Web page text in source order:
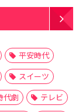
平安時代
スイーツ
代劇
テレビ